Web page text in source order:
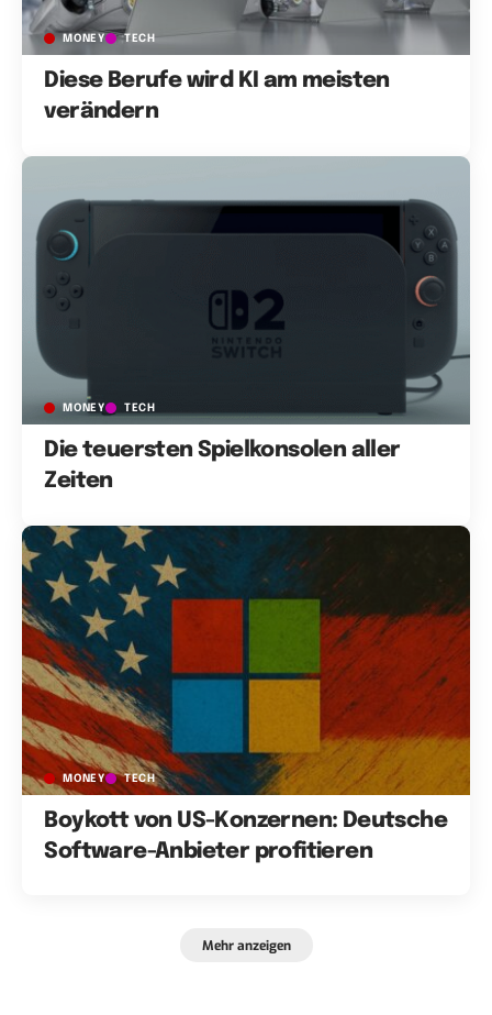
MONEY TECH
Diese Berufe wird KI am meisten
verändern
MONEY TECH
Die teuersten Spielkonsolen aller
Zeiten
MONEY TECH
Boykott von US-Konzernen: Deutsche
Software-Anbieter profitieren
Mehr anzeigen